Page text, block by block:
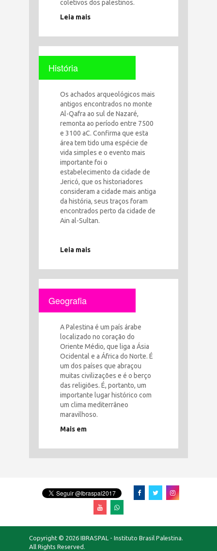
coletivos dos palestinos.
Leia mais
História
Os achados arqueológicos mais
antigos encontrados no monte
Al-Qafra ao sul de Nazaré,
remonta ao período entre 7500
e 3100 aC. Confirma que esta
área tem tido uma espécie de
vida simples e o evento mais
importante foi o
estabelecimento da cidade de
Jericó, que os historiadores
consideram a cidade mais antiga
da história, seus traços foram
encontrados perto da cidade de
Ain al-Sultan.
Leia mais
Geografia
A Palestina é um país árabe
localizado no coração do
Oriente Médio, que liga a Ásia
Ocidental e a África do Norte. É
um dos países que abraçou
muitas civilizações e é o berço
das religiões. É, portanto, um
importante lugar histórico com
um clima mediterrâneo
maravilhoso.
Mais em
Copyright © 2026 IBRASPAL - Instituto Brasil Palestina.
All Rights Reserved.